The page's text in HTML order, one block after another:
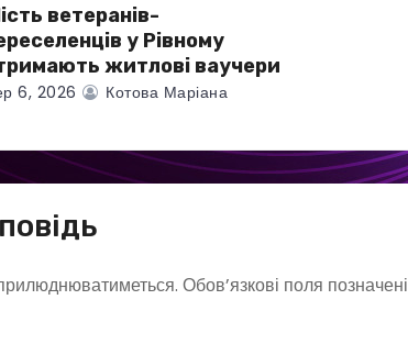
ветеранів-
у Рівному
житлові ваучери
6, 2026 Котова Маріана
Обов’язкові поля позначені